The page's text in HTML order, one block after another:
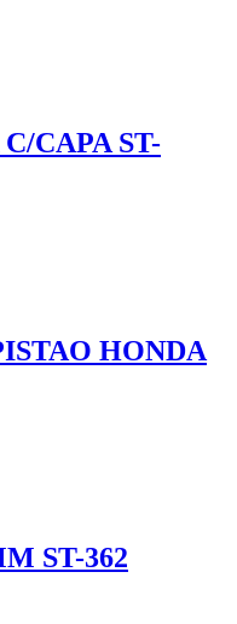
CAPA ST-
HONDA
ST-362